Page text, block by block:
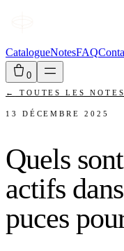
CatalogueNotesFAQ
0
← TOUTES LES NOTES
13 DÉCEMBRE 2025
Quels
actifs
puces